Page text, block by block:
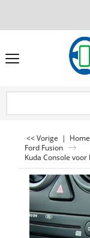
<< Vorige | Home
Ford Fusion
Kuda Console